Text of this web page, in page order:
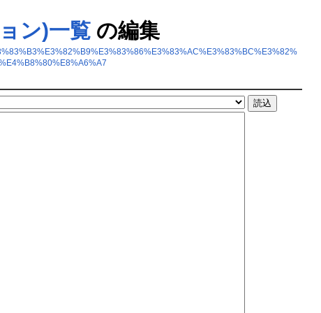
ン)一覧の編集